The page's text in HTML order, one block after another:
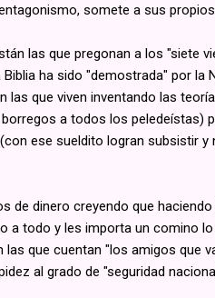
somete a sus
las que pregonan a los "siete
Biblia ha sido "demostrada" por
las que viven inventando las
a todos los peledeístas)
ese sueldito logran subsistir
de dinero creyendo que
a todo y les importa un comino
que cuentan "los amigos que
al grado de "seguridad